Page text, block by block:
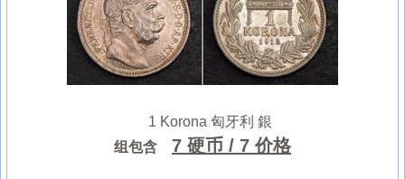
1 Korona 匈牙利 銀
组包含
7 硬币 / 7 价格